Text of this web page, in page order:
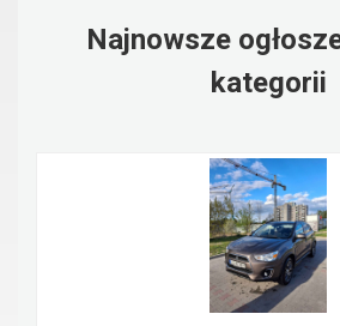
Najnowsze
kategorii